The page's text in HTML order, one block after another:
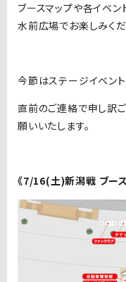
ブースマップや各イベ
水前広場でお楽しみくだ
今節はステージイベン
直前のご連絡で申し訳
願いいたします。
《7/16(土)新潟戦 ブース